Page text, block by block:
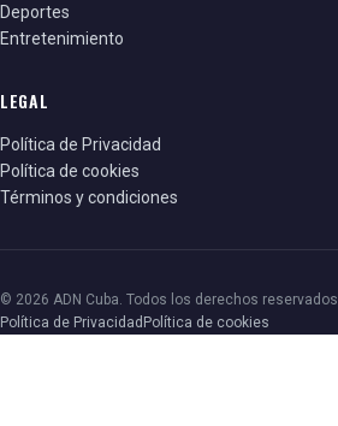
Deportes
Entretenimiento
LEGAL
Política de Privacidad
Política de cookies
Términos y condiciones
© 2026 ADN Cuba. Todos los derechos reservados.
Política de Privacidad Política de cookies